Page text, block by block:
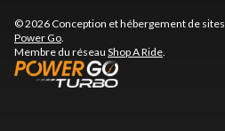
© 2026 Conception et hébergement de sites
Power Go.
Membre du réseau Shop A Ride.